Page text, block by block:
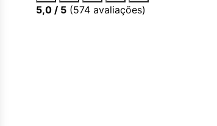
5,0 / 5 (574 avaliações)